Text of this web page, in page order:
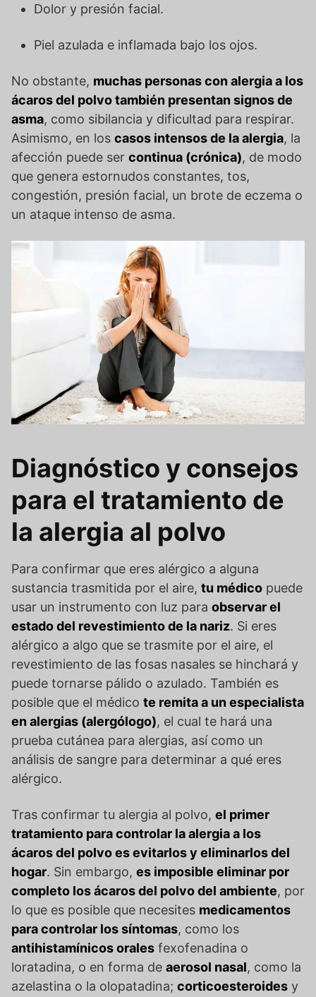
Dolor y presión facial.
Piel azulada e inflamada bajo los ojos.
No obstante, muchas personas con alergia a los
ácaros del polvo también presentan signos de
asma, como sibilancia y dificultad para respirar.
Asimismo, en los casos intensos de la alergia, la
afección puede ser continua (crónica), de modo
que genera estornudos constantes, tos,
congestión, presión facial, un brote de eczema o
un ataque intenso de asma.
Diagnóstico y consejos
para el tratamiento de
la alergia al polvo
Para confirmar que eres alérgico a alguna
sustancia trasmitida por el aire, tu médico puede
usar un instrumento con luz para observar el
estado del revestimiento de la nariz. Si eres
alérgico a algo que se trasmite por el aire, el
revestimiento de las fosas nasales se hinchará y
puede tornarse pálido o azulado. También es
posible que el médico te remita a un especialista
en alergias (alergólogo), el cual te hará una
prueba cutánea para alergias, así como un
análisis de sangre para determinar a qué eres
alérgico.
Tras confirmar tu alergia al polvo, el primer
tratamiento para controlar la alergia a los
ácaros del polvo es evitarlos y eliminarlos del
hogar. Sin embargo, es imposible eliminar por
completo los ácaros del polvo del ambiente, por
lo que es posible que necesites medicamentos
para controlar los síntomas, como los
antihistamínicos orales fexofenadina o
loratadina, o en forma de aerosol nasal, como la
azelastina o la olopatadina; corticoesteroides y